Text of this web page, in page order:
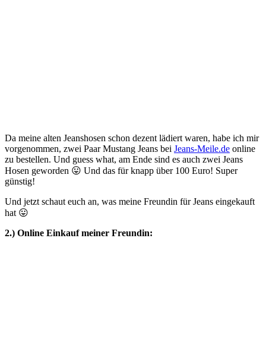
Da meine alten Jeanshosen schon dezent lädiert waren, habe ich mir
vorgenommen, zwei Paar Mustang Jeans bei Jeans-Meile.de online
zu bestellen. Und guess what, am Ende sind es auch zwei Jeans
Hosen geworden 😛 Und das für knapp über 100 Euro! Super
günstig!
Und jetzt schaut euch an, was meine Freundin für Jeans eingekauft
hat 😛
2.) Online Einkauf meiner Freundin: